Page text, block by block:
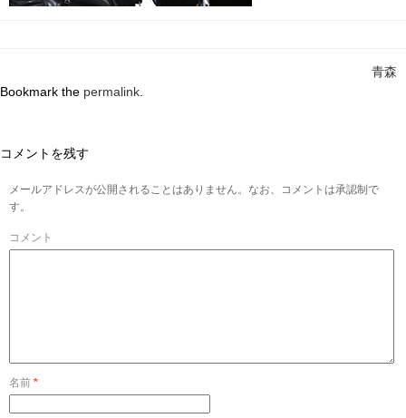
青森
Bookmark the permalink
コメントを残す
メールアドレスが公開されることはありません。なお、コメントは承認制で
す。
コメント
名前 *